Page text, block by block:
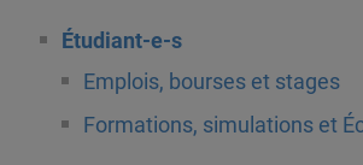
Étudiant-e-s
Emplois, bourses et stages
Formations, simulations et